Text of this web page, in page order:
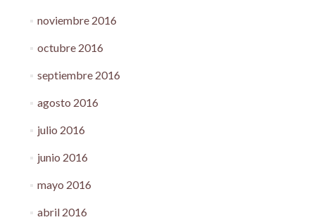
noviembre 2016
octubre 2016
septiembre 2016
agosto 2016
julio 2016
junio 2016
mayo 2016
abril 2016